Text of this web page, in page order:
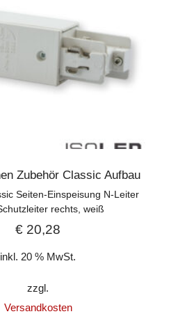
Zubehör Classic Aufbau
Seiten-Einspeisung N-Leiter
rechts, weiß
€ 20,28
inkl. 20 % MwSt.
zzgl.
Versandkosten